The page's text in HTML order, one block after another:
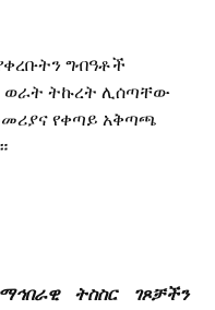
ግብዓቶች
ወራት ትኩረት ሊሰጣቸው
የቀጣይ አቅጣጫ
ትስስር ገጾቻችን